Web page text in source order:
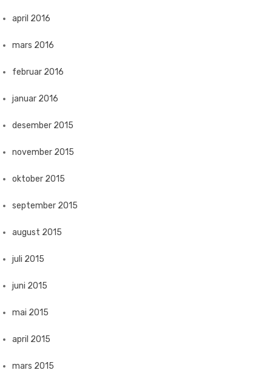
april 2016
mars 2016
februar 2016
januar 2016
desember 2015
november 2015
oktober 2015
september 2015
august 2015
juli 2015
juni 2015
mai 2015
april 2015
mars 2015